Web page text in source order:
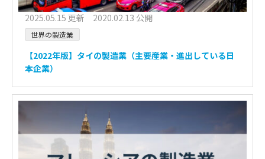
2025.05.15 更新 2020.02.13 公開
世界の製造業
【2022年版】タイの製造業（主要産業・進出している日
本企業）